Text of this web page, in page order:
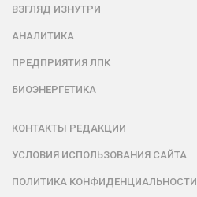
ВЗГЛЯД ИЗНУТРИ
АНАЛИТИКА
ПРЕДПРИЯТИЯ ЛПК
БИОЭНЕРГЕТИКА
КОНТАКТЫ РЕДАКЦИИ
УСЛОВИЯ ИСПОЛЬЗОВАНИЯ САЙТА
ПОЛИТИКА КОНФИДЕНЦИАЛЬНОСТИ